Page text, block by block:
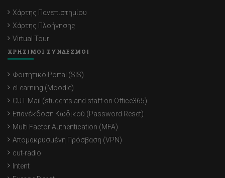
Χάρτης Πανεπιστημίου
Χάρτης Πλοήγησης
Virtual Tour
ΧΡΗΣΙΜΟΙ ΣΥΝΔΕΣΜΟΙ
Φοιτητικό Portal (SIS)
eLearning (Moodle)
CUT Mail (students and staff on Office365)
Επανέκδοση Κωδικού (Password Reset)
Multi Factor Authentication (MFA)
Απομακρυσμένη Πρόσβαση (VPN)
cut-radio
Intent